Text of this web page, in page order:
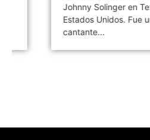
Johnny Solinger en Texas,
Estados Unidos. Fue un
cantante...